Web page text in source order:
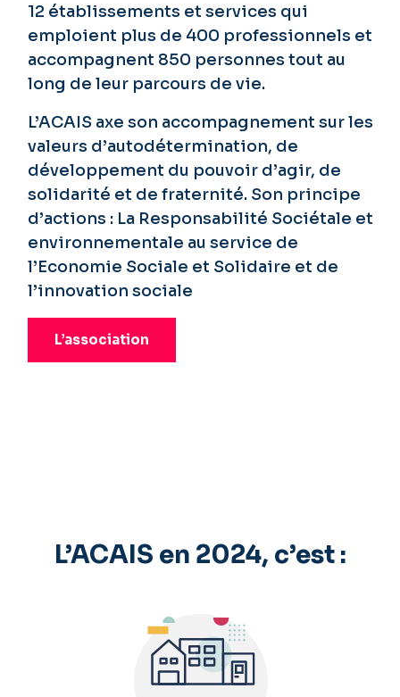
12 établissements et services qui
emploient plus de 400 professionnels et
accompagnent 850 personnes tout au
long de leur parcours de vie.
L’ACAIS axe son accompagnement sur les
valeurs d’autodétermination, de
développement du pouvoir d’agir, de
solidarité et de fraternité. Son principe
d’actions : La Responsabilité Sociétale et
environnementale au service de
l’Economie Sociale et Solidaire et de
l’innovation sociale
L’association
L’ACAIS en 2024, c’est :